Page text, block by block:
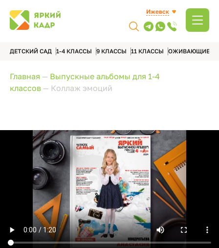
Ижевск
ДЕТСКИЙ САД 1-4 КЛАССЫ 9 КЛАССЫ 11 КЛАССЫ ОЖИВАЮЩИЕ
Главная — Выпускные альбомы для 1-4
классов — Коллаж эмоций